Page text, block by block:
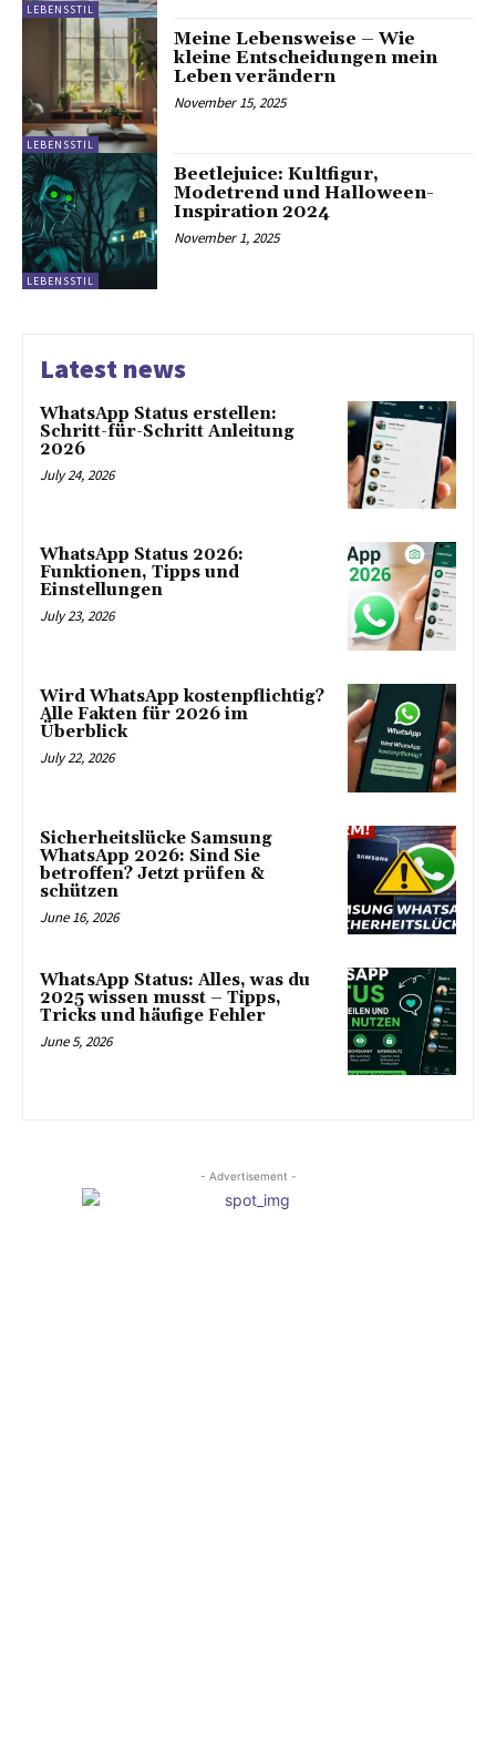
LEBENSSTIL
LEBENSSTIL
Meine Lebensweise – Wie
kleine Entscheidungen mein
Leben verändern
November 15, 2025
LEBENSSTIL
Beetlejuice: Kultfigur,
Modetrend und Halloween-
Inspiration 2024
November 1, 2025
Latest news
WhatsApp Status erstellen:
Schritt-für-Schritt Anleitung
2026
July 24, 2026
WhatsApp Status 2026:
Funktionen, Tipps und
Einstellungen
July 23, 2026
Wird WhatsApp kostenpflichtig?
Alle Fakten für 2026 im
Überblick
July 22, 2026
Sicherheitslücke Samsung
WhatsApp 2026: Sind Sie
betroffen? Jetzt prüfen &
schützen
June 16, 2026
WhatsApp Status: Alles, was du
2025 wissen musst – Tipps,
Tricks und häufige Fehler
June 5, 2026
- Advertisement -